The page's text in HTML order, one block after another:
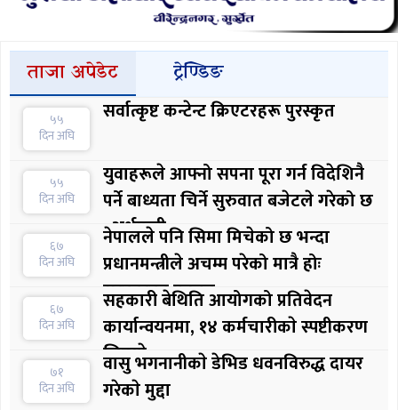
ताजा अपेडेट ट्रेण्डिङ
५५
दिन अघि
सर्वात्कृष्ट कन्टेन्ट क्रिएटरहरू पुरस्कृत
५५
दिन अघि
युवाहरूले आफ्नो सपना पूरा गर्न विदेशिनै
पर्ने बाध्यता चिर्ने सुरुवात बजेटले गरेको छ
: अर्थमन्त्री
६७
दिन अघि
नेपालले पनि सिमा मिचेको छ भन्दा
प्रधानमन्त्रीले अचम्म परेको मात्रै होः
सरकारका प्रवक्ता
६७
दिन अघि
सहकारी बेथिति आयोगको प्रतिवेदन
कार्यान्वयनमा, १४ कर्मचारीकाे स्पष्टीकरण
लिइयाे
७१
दिन अघि
वासु भगनानीकाे डेभिड धवनविरुद्ध दायर
गरेकाे मुद्दा